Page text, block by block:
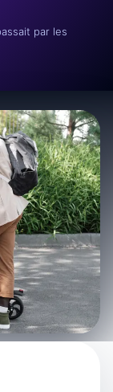
par les